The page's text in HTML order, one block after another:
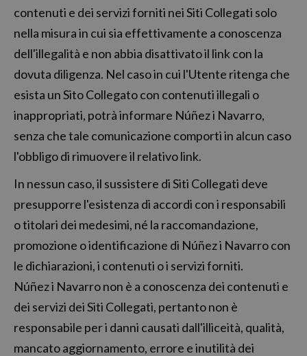
contenuti e dei servizi forniti nei Siti Collegati solo
nella misura in cui sia effettivamente a conoscenza
dell'illegalità e non abbia disattivato il link con la
dovuta diligenza. Nel caso in cui l'Utente ritenga che
esista un Sito Collegato con contenuti illegali o
inappropriati, potrà informare Núñez i Navarro,
senza che tale comunicazione comporti in alcun caso
l'obbligo di rimuovere il relativo link.
In nessun caso, il sussistere di Siti Collegati deve
presupporre l'esistenza di accordi con i responsabili
o titolari dei medesimi, né la raccomandazione,
promozione o identificazione di Núñez i Navarro con
le dichiarazioni, i contenuti o i servizi forniti.
Núñez i Navarro non è a conoscenza dei contenuti e
dei servizi dei Siti Collegati, pertanto non è
responsabile per i danni causati dall'illiceità, qualità,
mancato aggiornamento, errore e inutilità dei